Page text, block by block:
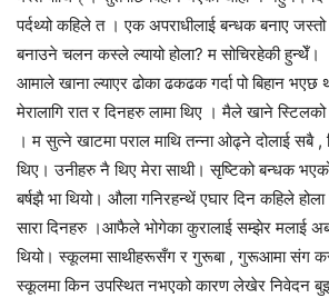
पर्दथ्यो कहिले त । एक अपराधीलाई बन्धक बनाए
बनाउने चलन कस्ले ल्यायो होला? म सोचिरहेकी हुन्थेँ।
आमाले खाना ल्याएर ढोका ढकढक गर्दा पो बिहान भएछ
मेरालागि रात र दिनहरु लामा थिए । मैले खाने
। म सुत्ने खाटमा पराल माथि तन्ना ओढ्ने दोलाई सबै
थिए। उनीहरु नै थिए मेरा साथी। सृष्टिको बन्धक
बर्षझै भा थियो। औला गनिरहन्थें एघार दिन कहिले
सारा दिनहरु ।आफैले भोगेका कुरालाई सम्झेर मलाई
थियो। स्कूलमा साथीहरूसँग र गुरूबा , गुरूआमा संग
स्कूलमा किन उपस्थित नभएको कारण लेखेर निवेदन